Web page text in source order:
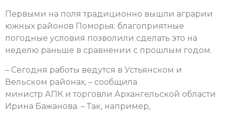
Первыми на поля традиционно вышли аграрии
южных районов Поморья: благоприятные
погодные условия позволили сделать это на
неделю раньше в сравнении с прошлым годом.
– Сегодня работы ведутся в Устьянском и
Вельском районах, – сообщила
министр АПК и торговли Архангельской области
Ирина Бажанова. – Так, например,